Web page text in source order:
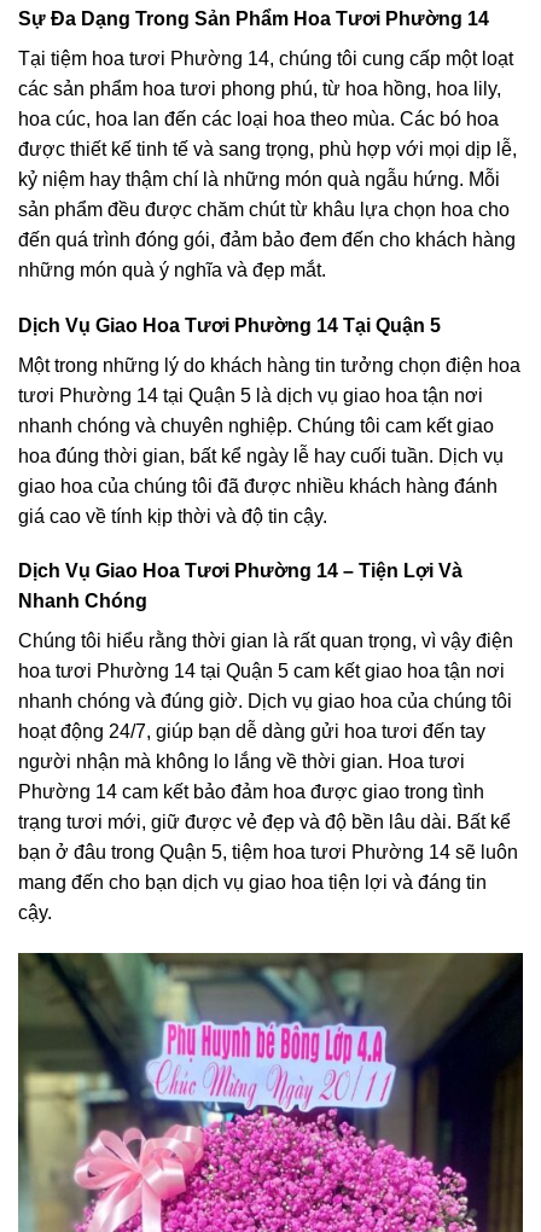
Sự Đa Dạng Trong Sản Phẩm Hoa Tươi Phường 14
Tại tiệm hoa tươi Phường 14, chúng tôi cung cấp một loạt
các sản phẩm hoa tươi phong phú, từ hoa hồng, hoa lily,
hoa cúc, hoa lan đến các loại hoa theo mùa. Các bó hoa
được thiết kế tinh tế và sang trọng, phù hợp với mọi dịp lễ,
kỷ niệm hay thậm chí là những món quà ngẫu hứng. Mỗi
sản phẩm đều được chăm chút từ khâu lựa chọn hoa cho
đến quá trình đóng gói, đảm bảo đem đến cho khách hàng
những món quà ý nghĩa và đẹp mắt.
Dịch Vụ Giao Hoa Tươi Phường 14 Tại Quận 5
Một trong những lý do khách hàng tin tưởng chọn điện hoa
tươi Phường 14 tại Quận 5 là dịch vụ giao hoa tận nơi
nhanh chóng và chuyên nghiệp. Chúng tôi cam kết giao
hoa đúng thời gian, bất kể ngày lễ hay cuối tuần. Dịch vụ
giao hoa của chúng tôi đã được nhiều khách hàng đánh
giá cao về tính kịp thời và độ tin cậy.
Dịch Vụ Giao Hoa Tươi Phường 14 – Tiện Lợi Và
Nhanh Chóng
Chúng tôi hiểu rằng thời gian là rất quan trọng, vì vậy điện
hoa tươi Phường 14 tại Quận 5 cam kết giao hoa tận nơi
nhanh chóng và đúng giờ. Dịch vụ giao hoa của chúng tôi
hoạt động 24/7, giúp bạn dễ dàng gửi hoa tươi đến tay
người nhận mà không lo lắng về thời gian. Hoa tươi
Phường 14 cam kết bảo đảm hoa được giao trong tình
trạng tươi mới, giữ được vẻ đẹp và độ bền lâu dài. Bất kể
bạn ở đâu trong Quận 5, tiệm hoa tươi Phường 14 sẽ luôn
mang đến cho bạn dịch vụ giao hoa tiện lợi và đáng tin
cậy.